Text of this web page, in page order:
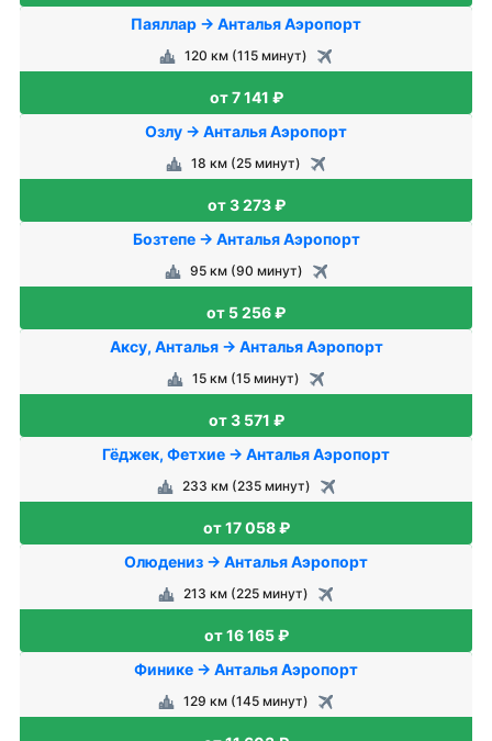
Паяллар → Анталья Аэропорт
120 км (115 минут)
от 7 141 ₽
Озлу → Анталья Аэропорт
18 км (25 минут)
от 3 273 ₽
Бозтепе → Анталья Аэропорт
95 км (90 минут)
от 5 256 ₽
Аксу, Анталья → Анталья Аэропорт
15 км (15 минут)
от 3 571 ₽
Гёджек, Фетхие → Анталья Аэропорт
233 км (235 минут)
от 17 058 ₽
Олюдениз → Анталья Аэропорт
213 км (225 минут)
от 16 165 ₽
Финике → Анталья Аэропорт
129 км (145 минут)